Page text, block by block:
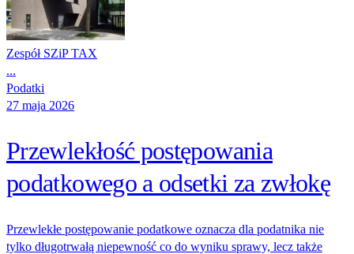
Zespół SZiP TAX
...
Podatki
27 maja 2026
Przewlekłość postępowania
podatkowego a odsetki za zwłokę
Przewlekłe postępowanie podatkowe oznacza dla podatnika nie
tylko długotrwałą niepewność co do wyniku sprawy, lecz także